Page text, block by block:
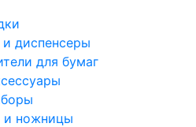
диспенсеры
для бумаг
ножницы